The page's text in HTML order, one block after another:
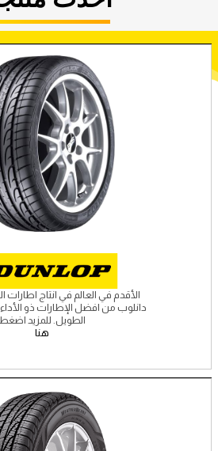
الأقدم في العالم في انتاج اطارات
دانلوب من افضل الإطارات ذو الأداء
الطويل. للمزيد
هنا